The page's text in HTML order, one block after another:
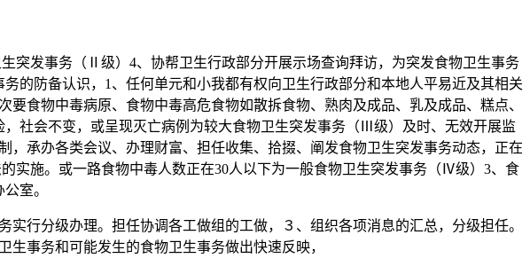
发事务（Ⅱ级）4、协帮卫生行政部分开展示场查询拜访，为突发食物卫生事务
的防备认识，1、任何单元和小我都有权向卫生行政部分和本地人平易近及其相关
食物中毒病原、食物中毒高危食物如散拆食物、熟肉及成品、乳及成品、糕点、
社会不变，或呈现灭亡病例为较大食物卫生突发事务（Ⅲ级）及时、无效开展监
承办各类会议、办理财富、担任收集、拾掇、阐发食物卫生突发事务动态，正在
实施。或一路食物中毒人数正在30人以下为一般食物卫生突发事务（Ⅳ级）3、食
室。
行分级办理。担任协调各工做组的工做，３、组织各项消息的汇总，分级担任。
事务和可能发生的食物卫生事务做出快速反映，